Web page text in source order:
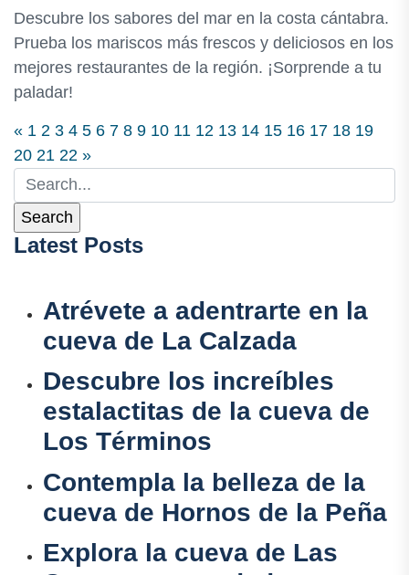
Descubre los sabores del mar en la costa cántabra.
Prueba los mariscos más frescos y deliciosos en los
mejores restaurantes de la región. ¡Sorprende a tu
paladar!
« 1 2 3 4 5 6 7 8 9 10 11 12 13 14 15 16 17 18 19
20 21 22 »
Latest Posts
Atrévete a adentrarte en la
cueva de La Calzada
Descubre los increíbles
estalactitas de la cueva de
Los Términos
Contempla la belleza de la
cueva de Hornos de la Peña
Explora la cueva de Las